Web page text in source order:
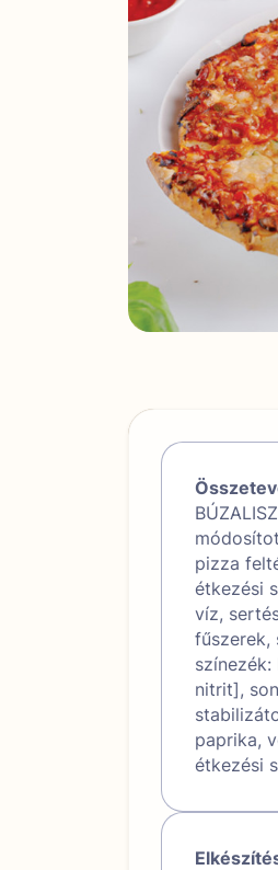
pizza
étkezési
víz,
fűszerek,
nitrit],
paprika,
étkezési